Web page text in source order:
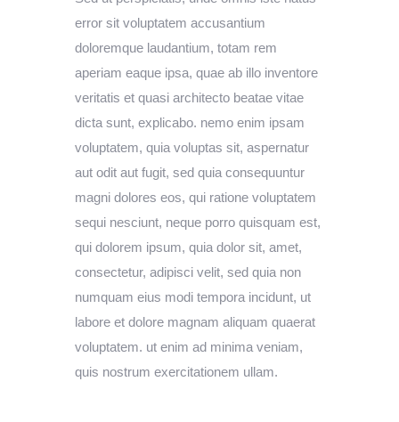
error sit voluptatem accusantium
doloremque laudantium, totam rem
aperiam eaque ipsa, quae ab illo inventore
veritatis et quasi architecto beatae vitae
dicta sunt, explicabo. nemo enim ipsam
voluptatem, quia voluptas sit, aspernatur
aut odit aut fugit, sed quia consequuntur
magni dolores eos, qui ratione voluptatem
sequi nesciunt, neque porro quisquam est,
qui dolorem ipsum, quia dolor sit, amet,
consectetur, adipisci velit, sed quia non
numquam eius modi tempora incidunt, ut
labore et dolore magnam aliquam quaerat
voluptatem. ut enim ad minima veniam,
quis nostrum exercitationem ullam.